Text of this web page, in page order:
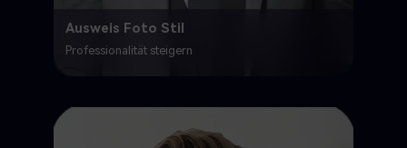
Ausweis Foto Stil
Professionalität steigern